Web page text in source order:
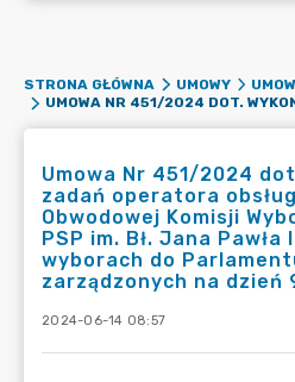
STRONA GŁÓWNA UMOWY
Umowa Nr 451/2024
zadań operatora
Obwodowej Komisji
PSP im. Bł. Jana Pawła
wyborach do
zarządzonych na dzień
2024-06-14 08:57